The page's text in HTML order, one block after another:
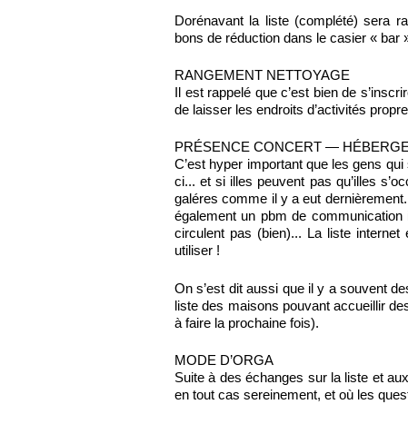
Dorénavant la liste (complété) sera
bons de réduction dans le casier « bar
RANGEMENT NETTOYAGE
Il est rappelé que c’est bien de
de laisser les endroits d’activités
PRÉSENCE CONCERT —
C’est hyper important que les gens
ci... et si illes peuvent pas qu’illes
galéres comme il y a eut
également un pbm de
circulent pas (bien)... La liste
utiliser !
On s’est dit aussi que il y a souvent
liste des maisons pouvant accueillir
à faire la prochaine fois).
MODE D’ORGA
Suite à des échanges sur la liste et
en tout cas sereinement, et où les